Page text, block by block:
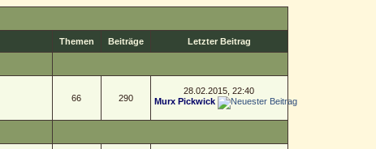
Themen Beiträge Letzter Beitrag
66 290
28.02.2015, 22:40
Murx Pickwick